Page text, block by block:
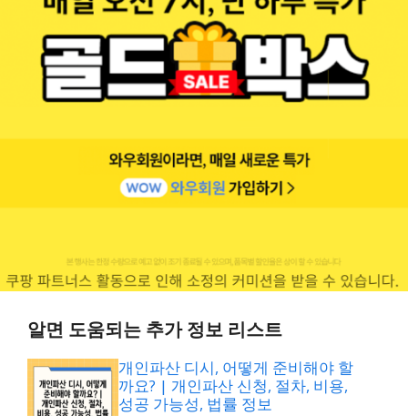
알면 도움되는 추가 정보 리스트
개인파산 디시, 어떻게 준비해야 할
까요? | 개인파산 신청, 절차, 비용,
성공 가능성, 법률 정보